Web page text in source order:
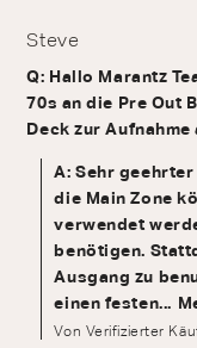
Steve
Q: Hallo Marantz
70s an die Pre Out
Deck zur
A: Sehr
die Main Zone
verwendet
benötigen.
Ausgang zu
einen festen...
Von Verifizierter